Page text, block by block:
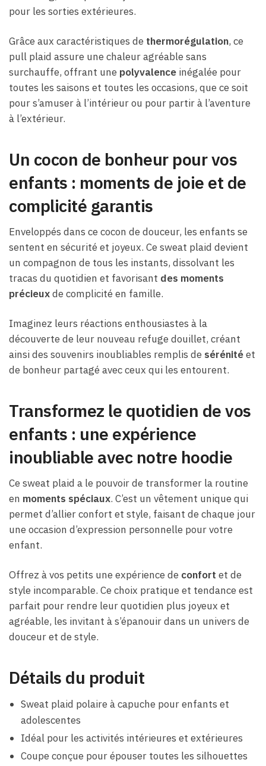
pour les sorties extérieures.
Grâce aux caractéristiques de thermorégulation, ce
pull plaid assure une chaleur agréable sans
surchauffe, offrant une polyvalence inégalée pour
toutes les saisons et toutes les occasions, que ce soit
pour s’amuser à l’intérieur ou pour partir à l’aventure
à l’extérieur.
Un cocon de bonheur pour vos
enfants : moments de joie et de
complicité garantis
Enveloppés dans ce cocon de douceur, les enfants se
sentent en sécurité et joyeux. Ce sweat plaid devient
un compagnon de tous les instants, dissolvant les
tracas du quotidien et favorisant des moments
précieuxde complicité en famille.
Imaginez leurs réactions enthousiastes à la
découverte de leur nouveau refuge douillet, créant
ainsi des souvenirs inoubliables remplis de sérénitéet
de bonheur partagé avec ceux qui les entourent.
Transformez le quotidien de vos
enfants : une expérience
inoubliable avec notre hoodie
Ce sweat plaid a le pouvoir de transformer la routine
en moments spéciaux. C’est un vêtement unique qui
permet d’allier confort et style, faisant de chaque jour
une occasion d’expression personnelle pour votre
enfant.
Offrez à vos petits une expérience de confort et de
style incomparable. Ce choix pratique et tendance est
parfait pour rendre leur quotidien plus joyeux et
agréable, les invitant à s’épanouir dans un univers de
douceur et de style.
Détails du produit
Sweat plaid polaire à capuche pour enfants et
adolescentes
Idéal pour les activités intérieures et extérieures
Coupe conçue pour épouser toutes les silhouettes